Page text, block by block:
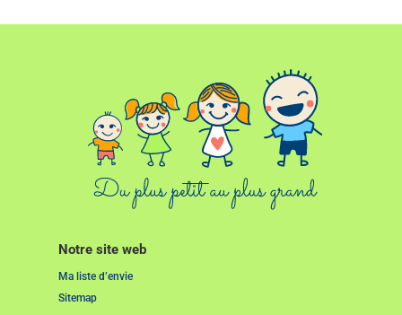
Notre site web
Ma liste d’envie
Sitemap